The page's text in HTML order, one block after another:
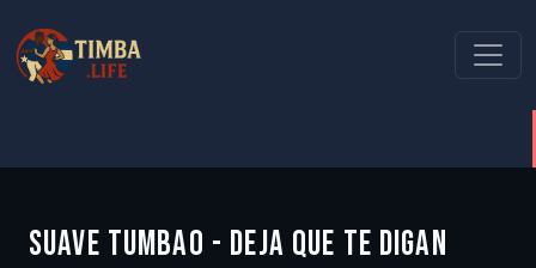
SUAVE TUMBAO - DEJA QUE TE DIGAN